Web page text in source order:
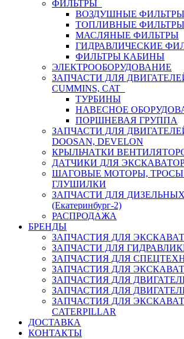
ФИЛЬТРЫ
ВОЗДУШНЫЕ ФИЛЬТРЫ
ТОПЛИВНЫЕ ФИЛЬТРЫ
МАСЛЯНЫЕ ФИЛЬТРЫ
ГИДРАВЛИЧЕСКИЕ
ФИЛЬТРЫ КАБИНЫ
ЭЛЕКТРООБОРУДОВАНИЕ
ЗАПЧАСТИ ДЛЯ
CUMMINS, CAT
ТУРБИНЫ
НАВЕСНОЕ
ПОРШНЕВАЯ ГРУППА
ЗАПЧАСТИ ДЛЯ
DOOSAN, DEVELON
КРЫЛЬЧАТКИ
ДАТЧИКИ ДЛЯ
ШАГОВЫЕ МОТОРЫ, ТРОСЫ
ГЛУШИЛКИ
ЗАПЧАСТИ ДЛЯ
(Екатеринбург-2)
РАСПРОДАЖА
БРЕНДЫ
ЗАПЧАСТИЯ ДЛЯ
ЗАПЧАСТИ ДЛЯ
ЗАПЧАСТИЯ ДЛЯ
ЗАПЧАСТИЯ ДЛЯ
ЗАПЧАСТИЯ ДЛЯ
ЗАПЧАСТИЯ ДЛЯ
ЗАПЧАСТИЯ ДЛЯ
CATERPILLAR
ДОСТАВКА
КОНТАКТЫ